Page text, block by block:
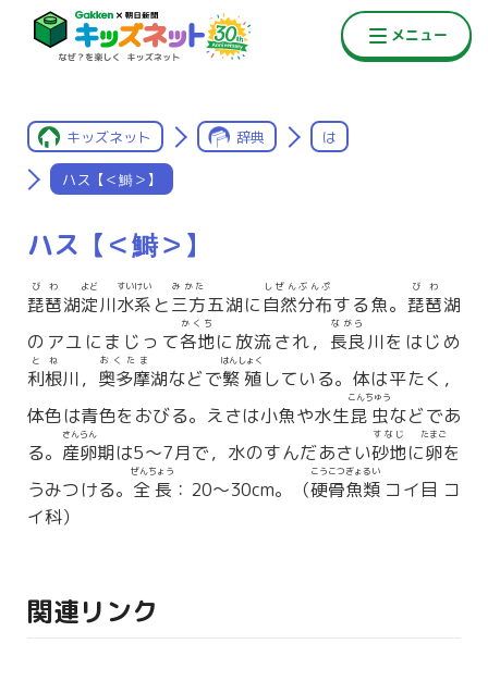
キッズネット 辞典 は
ハス【＜鰣＞】
ハス【＜鰣＞】
琵琶
びわ
湖淀
よど
川水系
すいけい
と三方
みかた
五湖に 自然分布
しぜんぶんぷ
する魚。 琵琶
びわ
湖
のアユにまじって各地
かくち
に放流され， 長良
ながら
川をはじめ
利根
とね
川， 奥多摩
おくたま
湖などで繁殖
はんしょく
している。体は平たく，
体色は青色をおびる。えさは小魚や水生昆虫
こんちゅう
などであ
る。 産卵
さんらん
期は5〜7月で，水のすんだあさい砂地
すなじ
に卵
たまご
を
うみつける。 全長
ぜんちょう
：20〜30cm。（硬骨魚類
こうこつぎょるい
コイ目 コ
イ科）
関連リンク